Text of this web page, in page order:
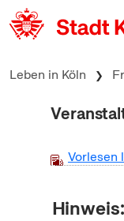
zum Inhalt springen
Leben in Köln
Vorlesen
Hinweis: